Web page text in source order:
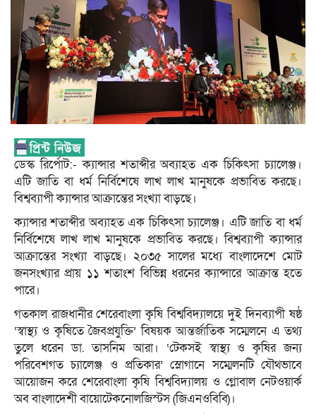
ডেস্ক রির্পোট:- ক্যান্সার শতাব্দীর অব্যাহত এক চিকিৎসা চ্যালেঞ্জ।
এটি জাতি বা ধর্ম নির্বিশেষে লাখ লাখ মানুষকে প্রভাবিত করছে।
বিশ্বব্যাপী ক্যান্সার আক্রান্তের সংখ্যা বাড়ছে।
ক্যান্সার শতাব্দীর অব্যাহত এক চিকিৎসা চ্যালেঞ্জ। এটি জাতি বা ধর্ম
নির্বিশেষে লাখ লাখ মানুষকে প্রভাবিত করছে। বিশ্বব্যাপী ক্যান্সার
আক্রান্তের সংখ্যা বাড়ছে। ২০৩৫ সালের মধ্যে বাংলাদেশে মোট
জনসংখ্যার প্রায় ১১ শতাংশ বিভিন্ন ধরনের ক্যান্সারে আক্রান্ত হতে
পারে।
গতকাল রাজধানীর শেরেবাংলা কৃষি বিশ্ববিদ্যালয়ে দুই দিনব্যাপী ষষ্ঠ
‘স্বাস্থ্য ও কৃষিতে জৈবপ্রযুক্তি’ বিষয়ক আন্তর্জাতিক সম্মেলনে এ তথ্য
তুলে ধরেন ডা. তাসনিম আরা। ‘টেকসই স্বাস্থ্য ও কৃষির জন্য
পরিবেশগত চ্যালেঞ্জ ও প্রতিকার’ স্লোগানে সম্মেলনটি যৌথভাবে
আয়োজন করে শেরেবাংলা কৃষি বিশ্ববিদ্যালয় ও গ্লোবাল নেটওয়ার্ক
অব বাংলাদেশী বায়োটেকনোলজিস্টস (জিএনওবিবি)।